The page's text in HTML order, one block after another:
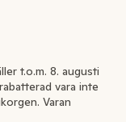
t.o.m. 8. augusti
vara inte
Varan